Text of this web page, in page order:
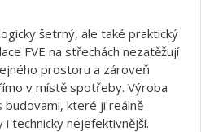
šetrný, ale také praktický
FVE na střechách nezatěžují
prostoru a zároveň
v místě spotřeby. Výroba
které ji reálně
i technicky nejefektivnější.